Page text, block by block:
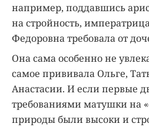
например, поддавшись
на стройность,
Федоровна требовала от
Она сама особенно не
самое прививала Ольге,
Анастасии. И если первые
требованиями матушки на
природы были высоки и